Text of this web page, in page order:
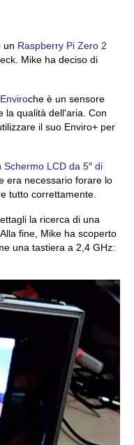
un Raspberry Pi Zero 2
Mike ha deciso di
che è un sensore
la qualità dell'aria. Con
il suo Enviro+ per
Schermo LCD da 5″ di
era necessario forare lo
tutto correttamente.
la ricerca di una
fine, Mike ha scoperto
una tastiera a 2,4 GHz: